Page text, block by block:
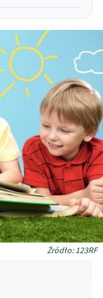
Źródło: 123RF